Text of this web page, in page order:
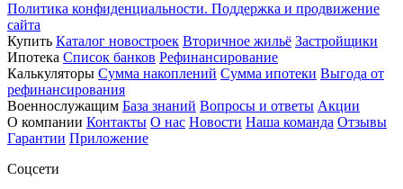
Политика конфиденциальности. Поддержка и продвижение
сайта
Купить Каталог новостроек Вторичное жильё Застройщики
Ипотека Список банков Рефинансирование
Калькуляторы Сумма накоплений Сумма ипотеки Выгода от
рефинансирования
Военнослужащим База знаний Вопросы и ответы Акции
О компании Контакты О нас Новости Наша команда Отзывы
Гарантии Приложение
Соцсети